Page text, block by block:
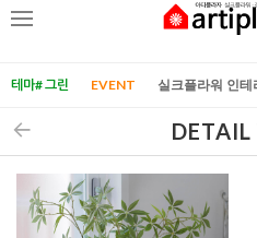
메
테마# 그린 EVENT 실크플라워 인테